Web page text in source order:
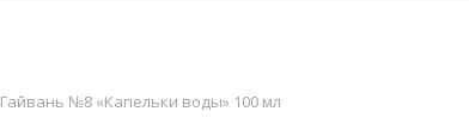
Гайвань №8 «Капельки воды» 100 мл